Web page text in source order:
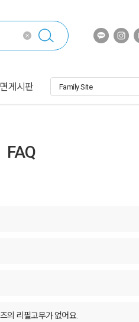
게시판
FAQ
의 리필고무가 없어요.